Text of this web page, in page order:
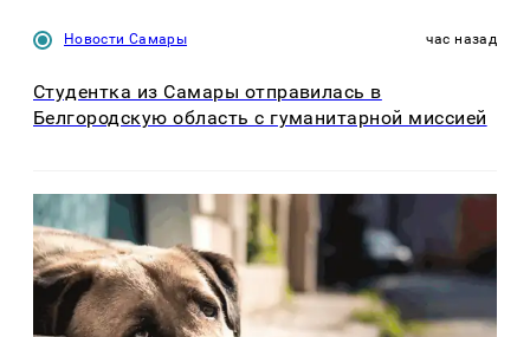
Новости Самары час назад
Студентка из Самары отправилась в
Белгородскую область с гуманитарной миссией